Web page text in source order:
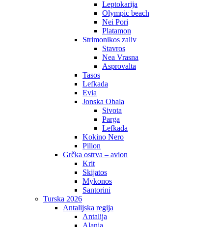
Leptokarija
Olympic beach
Nei Pori
Platamon
Strimonikos zaliv
Stavros
Nea Vrasna
Asprovalta
Tasos
Lefkada
Evia
Jonska Obala
Sivota
Parga
Lefkada
Kokino Nero
Pilion
Grčka ostrva – avion
Krit
Skijatos
Mykonos
Santorini
Turska 2026
Antalijska regija
Antalija